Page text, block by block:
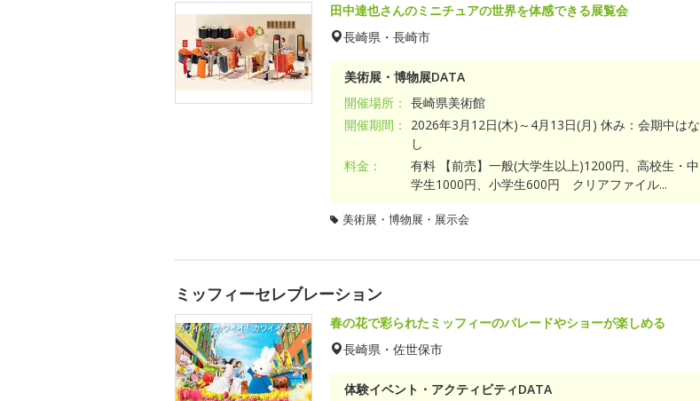
田中達也さんのミニチュアの世界を体感できる展覧会
長崎県・長崎市
美術展・博物展DATA
開催場所： 長崎県美術館
開催期間：
2026年3月12日(木)～4月13日(月) 休み：会期中はな
し
料金：
有料 【前売】一般(大学生以上)1200円、高校生・中
学生1000円、小学生600円 クリアファイル...
美術展・博物展・展示会
ミッフィーセレブレーション
春の花で彩られたミッフィーのパレードやショーが楽しめる
長崎県・佐世保市
体験イベント・アクティビティDATA